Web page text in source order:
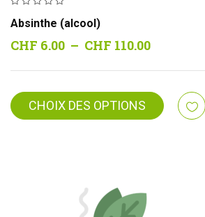
Absinthe (alcool)
CHF 6.00 – CHF 110.00Plage
CHF 6.00
CHOIX DES OPTIONS